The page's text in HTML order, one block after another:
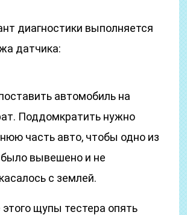
диагностики выполняется
датчика:
автомобиль на
Поддомкратить нужно
часть авто, чтобы одно из
было вывешено и не
с землей.
этого щупы тестера опять